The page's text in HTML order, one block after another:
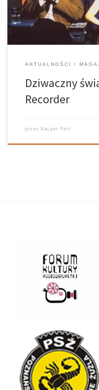
AKTUALNOŚCI
Dziwaczny
Recorder
przez Kacper Pelo